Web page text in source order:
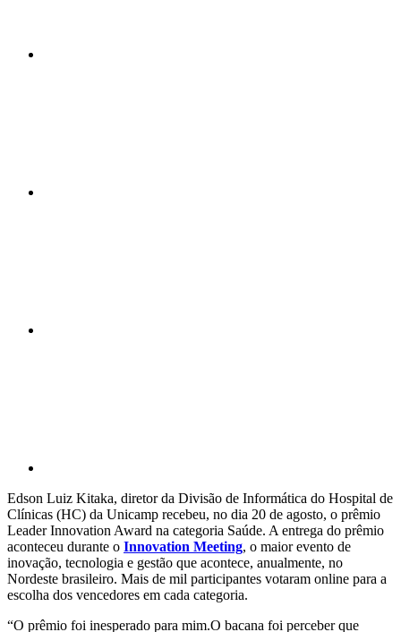
Edson Luiz Kitaka, diretor da Divisão de Informática do Hospital de
Clínicas (HC) da Unicamp recebeu, no dia 20 de agosto, o prêmio
Leader Innovation Award na categoria Saúde. A entrega do prêmio
aconteceu durante o Innovation Meeting, o maior evento de
inovação, tecnologia e gestão que acontece, anualmente, no
Nordeste brasileiro. Mais de mil participantes votaram online para a
escolha dos vencedores em cada categoria.
“O prêmio foi inesperado para mim.O bacana foi perceber que